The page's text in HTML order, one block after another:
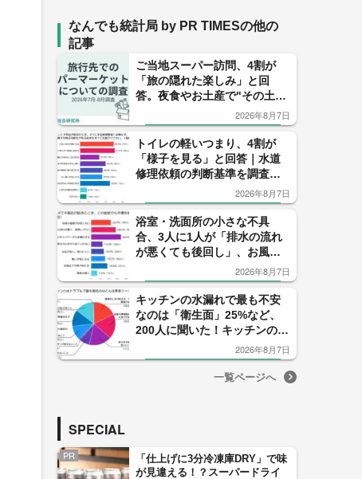
なんでも統計局 by PR TIMESの他の
記事
ご当地スーパー訪問、4割が
「旅の隠れた楽しみ」と回
答。夜食やお土産で"その土地
ならでは"を満喫できる旅先で
の一大レジャー！
2026年8月7日
トイレの軽いつまり、4割が
「様子を見る」と回答｜水道
修理依頼の判断基準を調査
（水道修理業者、株式会社N-
Vision調べ）
2026年8月7日
浴室・洗面所の小さな不具
合、3人に1人が「排水の流れ
が悪くても後回し」、お風
呂・洗面所の小さな不具合は
なぜ後回しになる？不便の感
じ方と修理判断に関する意識
調査
2026年8月7日
キッチンの水漏れで最も不安
なのは「衛生面」25%など、
200人に聞いた！キッチンの水
トラブルが家事に与える影響
と困りごと調査（水道修理業
者、株式会社N-Vision調べ）
2026年8月7日
一覧ページへ
SPECIAL
PR
「仕上げに3分冷凍庫DRY」で味
が見違える！？スーパードライ